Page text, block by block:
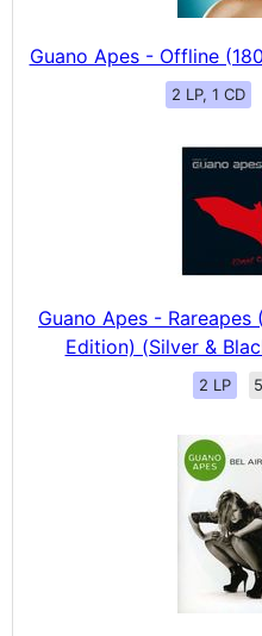
Guano Apes - Offline
2 LP, 1 CD
Guano Apes -
Edition) (Silver &
2 LP